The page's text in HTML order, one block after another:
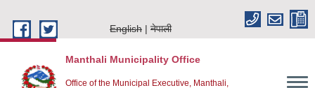
English
नेपाली
Manthali Municipality Office
Office of the Municipal Executive, Manthali,